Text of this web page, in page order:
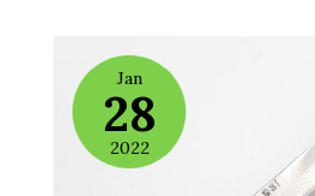
Jan
28
2022